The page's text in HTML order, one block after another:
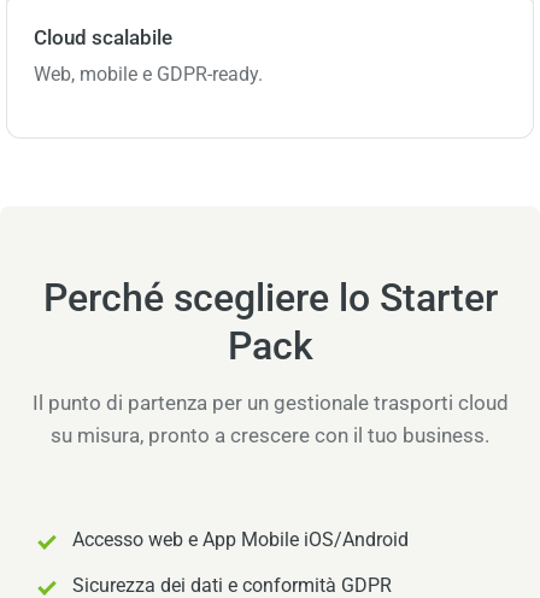
Cloud scalabile
Web, mobile e GDPR-ready.
Perché scegliere lo Starter
Pack
Il punto di partenza per un gestionale trasporti cloud
su misura, pronto a crescere con il tuo business.
Accesso web e App Mobile iOS/Android
Sicurezza dei dati e conformità GDPR